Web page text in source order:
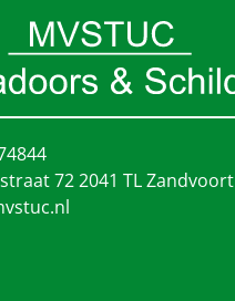
72 2041 TL Zandvoort